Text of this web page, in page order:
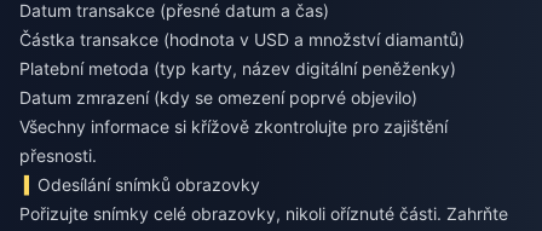
Datum transakce (přesné datum a čas)
Částka transakce (hodnota v USD a množství diamantů)
Platební metoda (typ karty, název digitální peněženky)
Datum zmrazení (kdy se omezení poprvé objevilo)
Všechny informace si křížově zkontrolujte pro zajištění
přesnosti.
Odesílání snímků obrazovky
Pořizujte snímky celé obrazovky, nikoli oříznuté části. Zahrňte